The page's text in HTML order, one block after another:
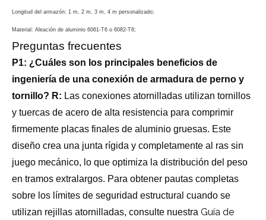
Longitud del armazón: 1 m, 2 m, 3 m, 4 m personalizado;
Material: Aleación de aluminio 6061-T6 o 6082-T6;
Preguntas frecuentes
P1: ¿Cuáles son los principales beneficios de
ingeniería de una conexión de armadura de perno y
tornillo? R: Las conexiones atornilladas utilizan tornillos
y tuercas de acero de alta resistencia para comprimir
firmemente placas finales de aluminio gruesas. Este
diseño crea una junta rígida y completamente al ras sin
juego mecánico, lo que optimiza la distribución del peso
en tramos extralargos. Para obtener pautas completas
sobre los límites de seguridad estructural cuando se
utilizan rejillas atornilladas, consulte nuestra Guía de